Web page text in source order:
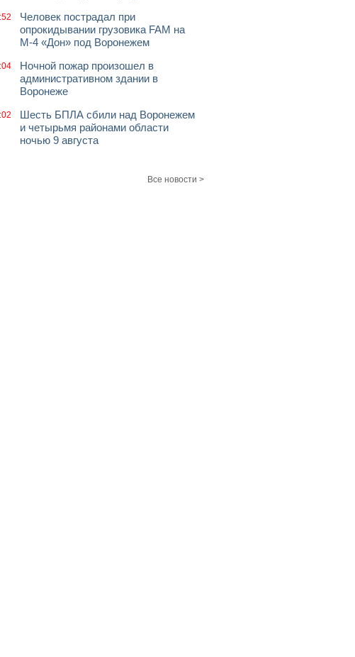
Человек пострадал при
опрокидывании грузовика FAM на
М-4 «Дон» под Воронежем
Ночной пожар произошел в
административном здании в
Воронеже
Шесть БПЛА сбили над Воронежем
и четырьмя районами области
ночью 9 августа
Все новости >